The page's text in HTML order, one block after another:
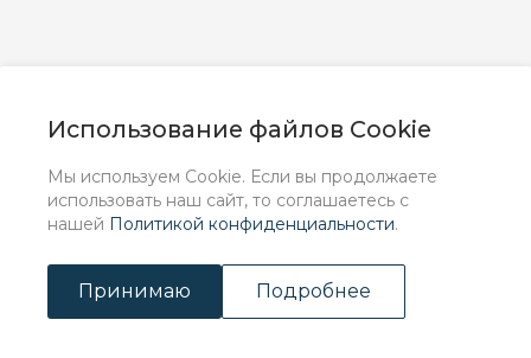
Использование файлов Cookie
Мы используем Cookie. Если вы продолжаете
использовать наш сайт, то соглашаетесь с
нашей Политикой конфиденциальности.
Принимаю Подробнее
информационный характер и ни при каких условиях не
положениями Статьи 437 (2) ГК РФ.